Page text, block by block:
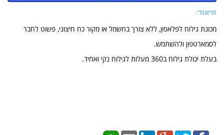
תיאור:
מכונת גילוח לפלאפון, ללא צורך בחשמל או מקור כח חיצוני, פשוט לחבר
לסמארטפון ולהשתמש.
בעלת יכולת גילוח ב360 מעלות לגילוח נקי ואחיד.